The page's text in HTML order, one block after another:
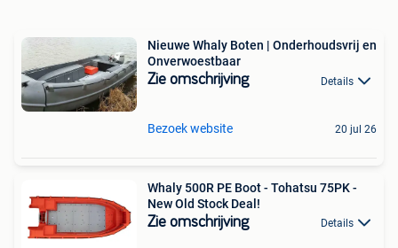
Nieuwe Whaly Boten | Onderhoudsvrij en
Onverwoestbaar
Zie omschrijving Details
Bezoek website 20 jul 26
Whaly 500R PE Boot - Tohatsu 75PK -
New Old Stock Deal!
Zie omschrijving Details